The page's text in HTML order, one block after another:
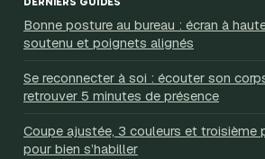
Bonne posture au bureau : écran à
soutenu et poignets alignés
Se reconnecter à soi : écouter son
retrouver 5 minutes de présence
Coupe ajustée, 3 couleurs et troisième
pour bien s’habiller